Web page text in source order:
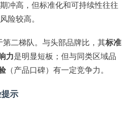
冲高，但标准化和可持续性往往
险较高。
第二梯队。与头部品牌比，其标准
力是明显短板；但与同类区域品
（产品口碑）有一定竞争力。
示